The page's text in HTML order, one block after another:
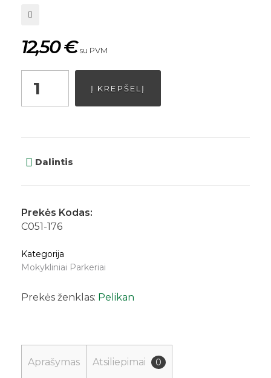
12,50€ su PVM
Į KREPŠELĮ
Dalintis
Prekės Kodas:
C051-176
Kategorija
Mokykliniai Parkeriai
Prekės ženklas: Pelikan
Aprašymas Atsiliepimai 0